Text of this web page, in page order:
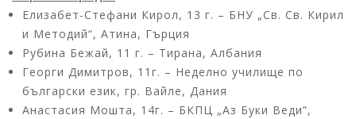
Елизабет-Стефани Кирол, 13 г. – БНУ „Св. Св. Кирил
и Методий“, Атина, Гърция
Рубина Бежай, 11 г. – Тирана, Албания
Георги Димитров, 11г. – Неделно училище по
български език, гр. Вайле, Дания
Анастасия Мошта, 14г. – БКПЦ „Аз Буки Веди”,